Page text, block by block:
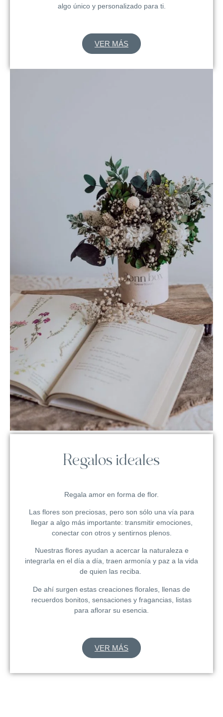
algo único y personalizado para ti.
VER MÁS
Regalos ideales
Regala amor en forma de flor.
Las flores son preciosas, pero son sólo una vía para
llegar a algo más importante: transmitir emociones,
conectar con otros y sentirnos plenos.
Nuestras flores ayudan a acercar la naturaleza e
integrarla en el día a día, traen armonía y paz a la vida
de quien las reciba.
De ahí surgen estas creaciones florales, llenas de
recuerdos bonitos, sensaciones y fragancias, listas
para aflorar su esencia.
VER MÁS